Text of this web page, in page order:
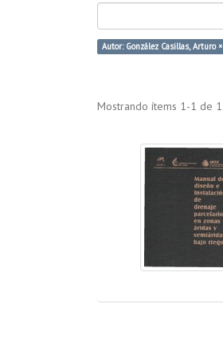
Autor: González Casillas, Arturo ×
Mostrando ítems 1-1 de 1